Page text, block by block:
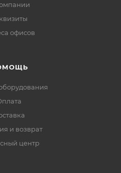
офисов
и возврат
центр